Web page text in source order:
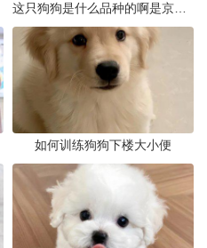
如何训练狗狗下楼大小便